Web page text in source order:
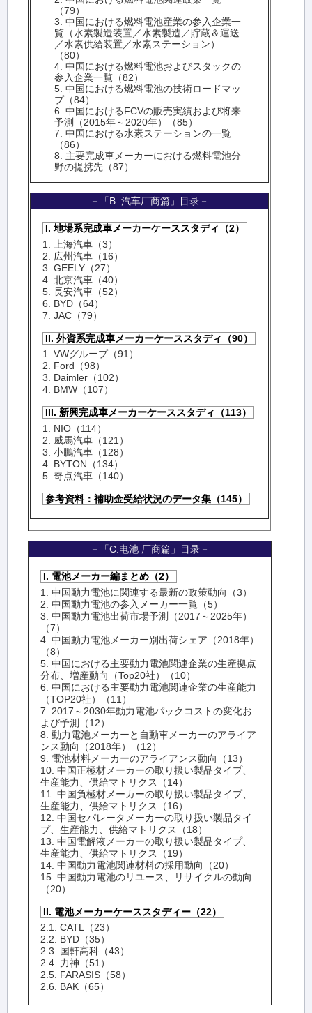
（79）
3. 中国における燃料電池産業の参入企業一
覧（水素製造装置／水素製造／貯蔵＆運送
／水素供給装置／水素ステーション）
（80）
4. 中国における燃料電池およびスタックの
参入企業一覧（82）
5. 中国における燃料電池の技術ロードマッ
プ（84）
6. 中国におけるFCVの販売実績および将来
予測（2015年～2020年）（85）
7. 中国における水素ステーションの一覧
（86）
8. 主要完成車メーカーにおける燃料電池分
野の提携先（87）
－「B. 汽车厂商篇」目录－
I. 地場系完成車メーカーケーススタディ（2）
1. 上海汽車（3）
2. 広州汽車（16）
3. GEELY（27）
4. 北京汽車（40）
5. 長安汽車（52）
6. BYD（64）
7. JAC（79）
II. 外資系完成車メーカーケーススタディ（90）
1. VWグループ（91）
2. Ford（98）
3. Daimler（102）
4. BMW（107）
III. 新興完成車メーカーケーススタディ（113）
1. NIO（114）
2. 威馬汽車（121）
3. 小鵬汽車（128）
4. BYTON（134）
5. 奇点汽車（140）
参考資料：補助金受給状況のデータ集（145）
－「C.电池 厂商篇」目录－
I. 電池メーカー編まとめ（2）
1. 中国動力電池に関連する最新の政策動向（3）
2. 中国動力電池の参入メーカー一覧（5）
3. 中国動力電池出荷市場予測（2017～2025年）
（7）
4. 中国動力電池メーカー別出荷シェア（2018年）
（8）
5. 中国における主要動力電池関連企業の生産拠点
分布、増産動向（Top20社）（10）
6. 中国における主要動力電池関連企業の生産能力
（TOP20社）（11）
7. 2017～2030年動力電池パックコストの変化お
よび予測（12）
8. 動力電池メーカーと自動車メーカーのアライア
ンス動向（2018年）（12）
9. 電池材料メーカーのアライアンス動向（13）
10. 中国正極材メーカーの取り扱い製品タイプ、
生産能力、供給マトリクス（14）
11. 中国負極材メーカーの取り扱い製品タイプ、
生産能力、供給マトリクス（16）
12. 中国セパレータメーカーの取り扱い製品タイ
プ、生産能力、供給マトリクス（18）
13. 中国電解液メーカーの取り扱い製品タイプ、
生産能力、供給マトリクス（19）
14. 中国動力電池関連材料の採用動向（20）
15. 中国動力電池のリユース、リサイクルの動向
（20）
II. 電池メーカーケーススタディー（22）
2.1. CATL（23）
2.2. BYD（35）
2.3. 国軒高科（43）
2.4. 力神（51）
2.5. FARASIS（58）
2.6. BAK（65）